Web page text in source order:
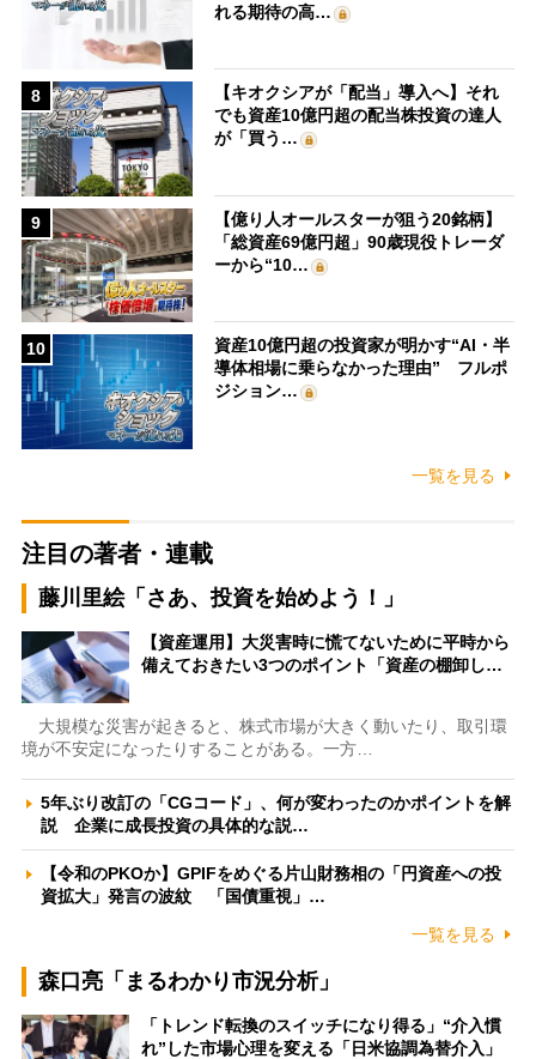
れる期待の高…
8
【キオクシアが「配当」導入へ】それ
でも資産10億円超の配当株投資の達人
が「買う…
9
【億り人オールスターが狙う20銘柄】
「総資産69億円超」90歳現役トレーダ
ーから“10…
10
資産10億円超の投資家が明かす“AI・半
導体相場に乗らなかった理由” フルポ
ジション…
一覧を見る
注目の著者・連載
藤川里絵「さあ、投資を始めよう！」
【資産運用】大災害時に慌てないために平時から
備えておきたい3つのポイント「資産の棚卸し…
大規模な災害が起きると、株式市場が大きく動いたり、取引環
境が不安定になったりすることがある。一方…
5年ぶり改訂の「CGコード」、何が変わったのかポイントを解
説 企業に成長投資の具体的な説…
【令和のPKOか】GPIFをめぐる片山財務相の「円資産への投
資拡大」発言の波紋 「国債重視」…
一覧を見る
森口亮「まるわかり市況分析」
「トレンド転換のスイッチになり得る」“介入慣
れ”した市場心理を変える「日米協調為替介入」